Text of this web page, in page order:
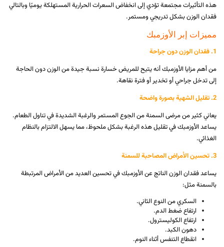
هذه التأثيرات مجتمعة تؤدي إلى انخفاض السعرات الحرارية المستهلكة يوميًا وبالتالي
فقدان الوزن بشكل تدريجي ومستمر.
مميزات إبر الأوزمبك
1. فقدان الوزن دون جراحة
من أهم مزايا الأوزمبك أنه يتيح للمريض خسارة نسبة جيدة من الوزن دون الحاجة
إلى تدخل جراحي أو تخدير أو فترة نقاهة.
2. تقليل الشهية بصورة واضحة
يعاني كثير من مرضى السمنة من الجوع المستمر والرغبة الشديدة في تناول الطعام.
يساعد الأوزمبك في تقليل هذه الرغبة بشكل ملحوظ، مما يسهل الالتزام بالنظام
الغذائي.
3. تحسين الأمراض المصاحبة للسمنة
يساعد فقدان الوزن الناتج عن الأوزمبك في تحسين العديد من الأمراض المرتبطة
بالسمنة مثل:
السكري من النوع الثاني.
ارتفاع ضغط الدم.
ارتفاع الكوليسترول.
دهون الكبد.
انقطاع التنفس أثناء النوم.